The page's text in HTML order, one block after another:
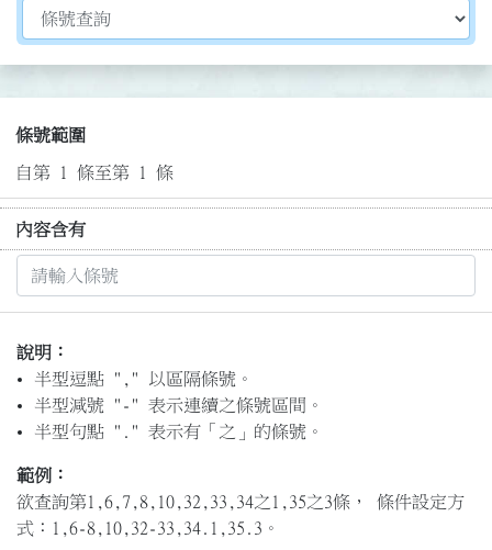
切換選擇法規資訊內容
條號範圍
自第 1 條至第 1 條
內容含有
說明：
半型逗點 "," 以區隔條號。
半型減號 "-" 表示連續之條號區間。
半型句點 "." 表示有「之」的條號。
範例：
欲查詢第1,6,7,8,10,32,33,34之1,35之3條， 條件設定方
式：1,6-8,10,32-33,34.1,35.3。